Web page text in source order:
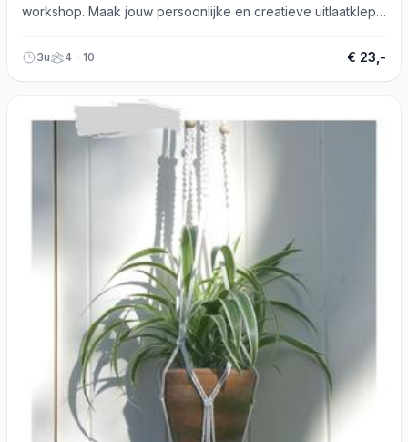
workshop. Maak jouw persoonlijke en creatieve uitlaatklep!
3u 4 - 10 € 23,-